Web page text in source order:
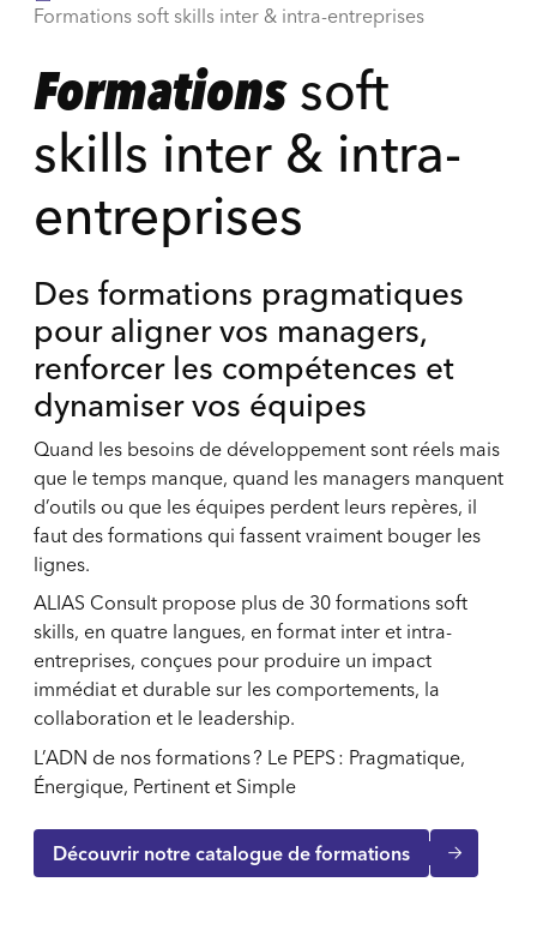
Formations soft skills inter & intra-entreprises
Formationssoft
skills inter & intra-
entreprises
Des formations pragmatiques
pour aligner vos managers,
renforcer les compétences et
dynamiser vos équipes
Quand les besoins de développement sont réels mais
que le temps manque, quand les managers manquent
d’outils ou que les équipes perdent leurs repères, il
faut des formations qui fassent vraiment bouger les
lignes.
ALIAS Consult propose plus de 30 formations soft
skills, en quatre langues, en format inter et intra-
entreprises, conçues pour produire un impact
immédiat et durable sur les comportements, la
collaboration et le leadership.
L’ADN de nos formations ? Le PEPS : Pragmatique,
Énergique, Pertinent et Simple
Découvrir notre catalogue de formations